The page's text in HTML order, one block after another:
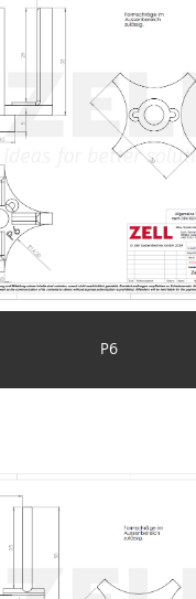
P6